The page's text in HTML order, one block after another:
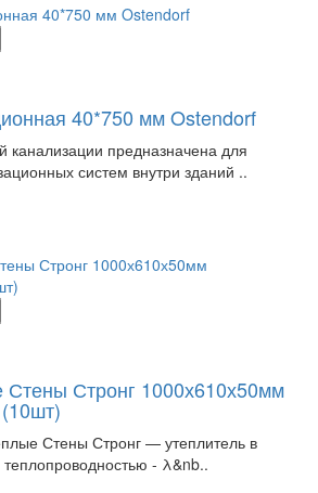
40*750 мм Ostendorf
канализации предназначена для
систем внутри зданий ..
Стронг 1000х610х50мм
Стены Стронг — утеплитель в
- λ&nb..